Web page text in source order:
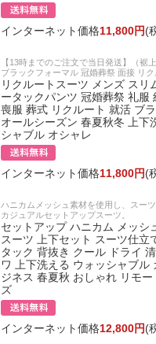
インターネット価格11,800円(
【13時までのご注文で当日発送】（裾
ブラックフォーマル 冠婚葬祭 面接 リ
リクルートスーツ メンズ スリ
ータックパンツ 冠婚葬祭 礼服
喪服 葬式 リクルート 就活 ブ
オールシーズン 春夏秋冬 上下
シャブル オシャレ
インターネット価格11,800円(
ハニカムメッシュ素材を使用し、スー
カジュアルセットアップスーツ。
セットアップ ハニカム メッシ
スーツ 上下セット スーツ仕立
タック 背抜き クール ドライ
ワ 上下洗える ウォッシャブル
ジネス 春夏秋 おしゃれ リモー
ズ
インターネット価格12,800円(